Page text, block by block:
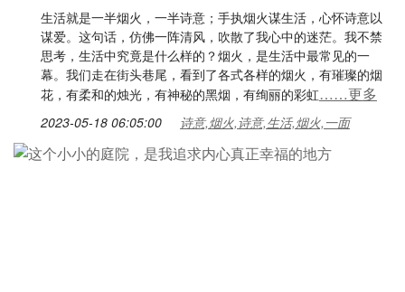
生活就是一半烟火，一半诗意；手执烟火谋生活，心怀诗意以
谋爱。这句话，仿佛一阵清风，吹散了我心中的迷茫。我不禁
思考，生活中究竟是什么样的？烟火，是生活中最常见的一
幕。我们走在街头巷尾，看到了各式各样的烟火，有璀璨的烟
花，有柔和的烛光，有神秘的黑烟，有绚丽的彩虹……更多
2023-05-18 06:05:00 诗意,烟火,诗意,生活,烟火,一面